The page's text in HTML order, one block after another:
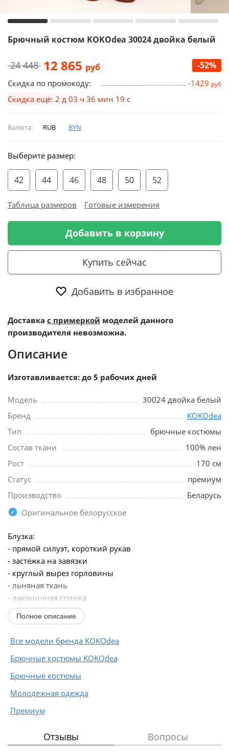
Брючный костюм KOKOdea 30024 двойка белый
24 448 12 865 руб -52%
Скидка по промокоду: -1429 руб
Скидка ещё: 2 д 03 ч 36 мин 19 с
Валюта: RUB BYN
Выберите размер:
42 44 46 48 50 52
Таблица размеров Готовые измерения
Добавить в корзину
Купить сейчас
Добавить в избранное
Доставка с примеркой моделей данного
производителя невозможна.
Описание
Изготавливается: до 5 рабочих дней
Модель
30024 двойка белый
Бренд
KOKOdea
Тип
брючные костюмы
Состав ткани
100% лен
Рост
170 см
Статус
премиум
Производство
Беларусь
Оригинальное белорусское
Блузка:
- прямой силуэт, короткий рукав
- застёжка на завязки
- круглый вырез горловины
- льняная ткань
- лаконичная спинка
Брюки:
- прямой силуэт, расширенные к низу, низ
- пояс на резинке
- льняная ткань
- боковые карманы с наклонным входом
- удобная модель в стиле спорт‑шик...
Полное описание
Все модели бренда KOKOdea
Брючные костюмы KOKOdea
Брючные костюмы
Молодежная одежда
Премиум
Отзывы Вопросы